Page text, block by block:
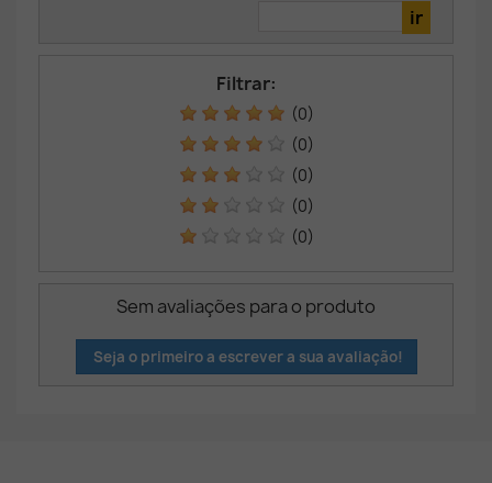
Filtrar:
(0)
(0)
(0)
(0)
(0)
Sem avaliações para o produto
Seja o primeiro a escrever a sua avaliação!